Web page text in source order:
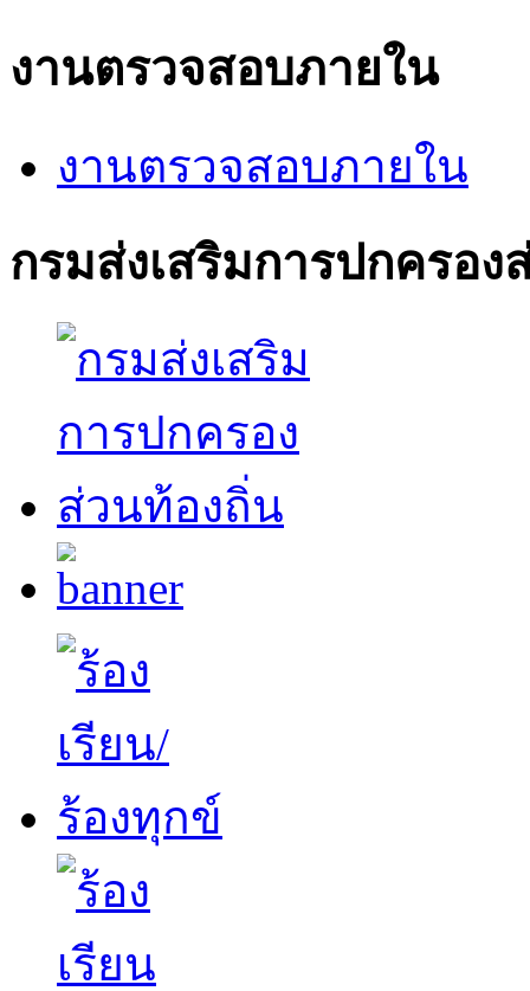
งานตรวจสอบภายใน
งานตรวจสอบภายใน
กรมส่งเสริมการปกครอ